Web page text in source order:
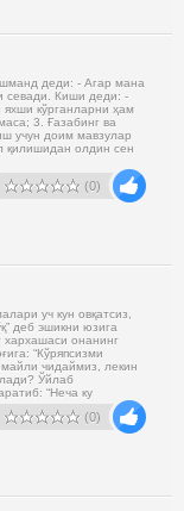
деди: - Агар мана
севади. Киши деди: -
кўрганларни ҳам
3. Ғазабинг ва
учун доим мавзулар
қилишидан олдин сен
(0)
уч кун овқатсиз,
деб эшикни юзига
хархашаси онанинг
“Кўряпсизми
чидаймиз, лекин
Ўйлаб
“Неча ку
(0)